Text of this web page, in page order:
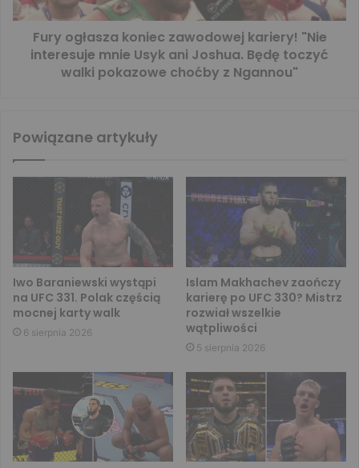
Fury ogłasza koniec zawodowej kariery! "Nie
interesuje mnie Usyk ani Joshua. Będę toczyć
walki pokazowe choćby z Ngannou"
Powiązane artykuły
Iwo Baraniewski wystąpi
na UFC 331. Polak częścią
mocnej karty walk
6 sierpnia 2026
Islam Makhachev zaończy
karierę po UFC 330? Mistrz
rozwiał wszelkie
wątpliwości
5 sierpnia 2026